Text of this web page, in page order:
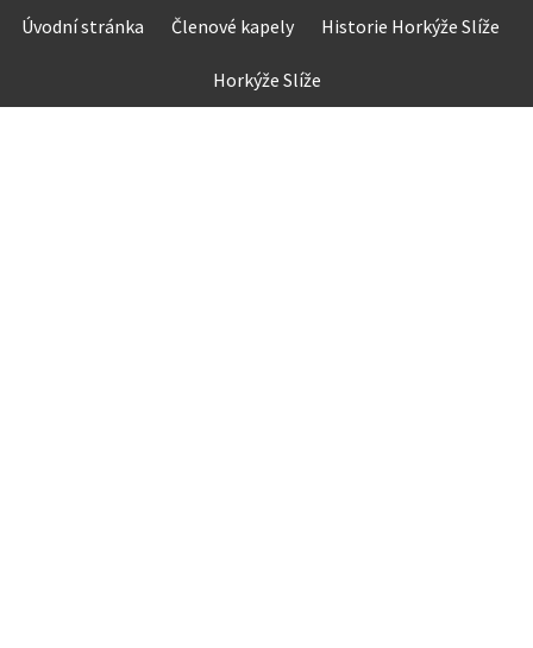
Skip
Úvodní stránka Členové kapely Historie Horkýže Slíže
Horkýže Slíže